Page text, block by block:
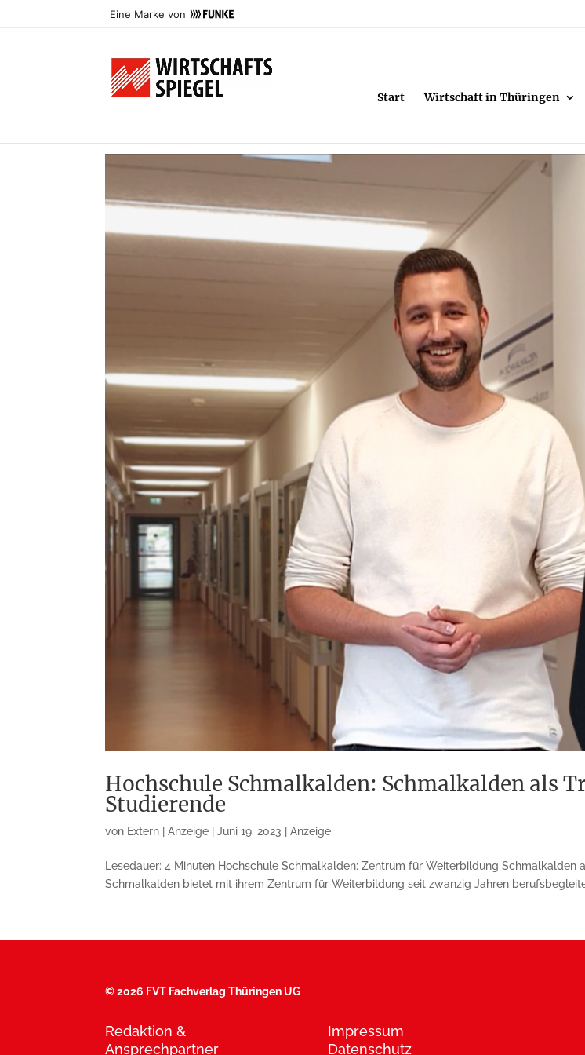
Eine Marke von
Start Wirtschaft in Thüringen
Hochschule Schmalkalden: Schmalkalden als
Studierende
von Extern | Anzeige |Juni 19, 2023 |Anzeige
Lesedauer: 4 Minuten Hochschule Schmalkalden: Zentrum für Weiterbildung
Schmalkalden bietet mit ihrem Zentrum für Weiterbildung seit zwanzig Jahren
©2026 FVT Fachverlag Thüringen UG
Redaktion &
Ansprechpartner
Impressum
Datenschutz